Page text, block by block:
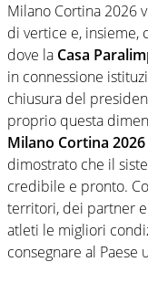
Milano Cortina 2026
di vertice e,
dove la Casa
in connessione
chiusura del
proprio questa
Milano Cortina 2026
dimostrato che il
credibile e pronto.
territori, dei partner
atleti le migliori
consegnare al Paese